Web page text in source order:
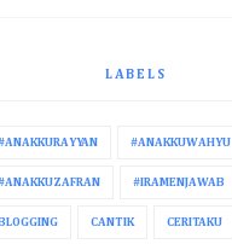
LABELS
#ANAKKUWAHYU
#IRAMENJAWAB
CANTIK CERITAKU